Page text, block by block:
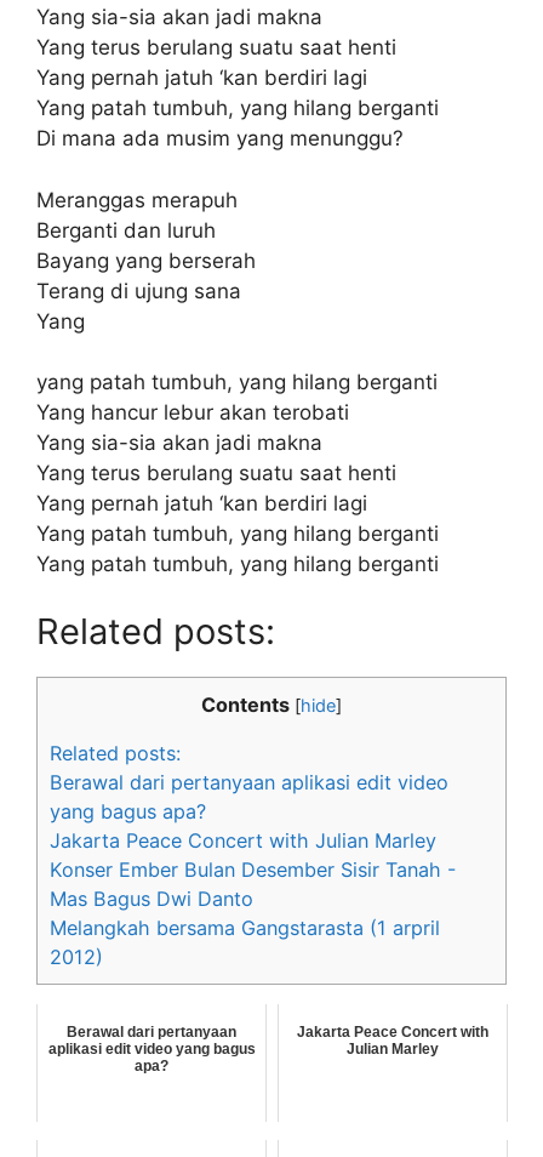
Yang sia-sia akan jadi makna
Yang terus berulang suatu saat henti
Yang pernah jatuh ‘kan berdiri lagi
Yang patah tumbuh, yang hilang berganti
Di mana ada musim yang menunggu?
Meranggas merapuh
Berganti dan luruh
Bayang yang berserah
Terang di ujung sana
Yang
yang patah tumbuh, yang hilang berganti
Yang hancur lebur akan terobati
Yang sia-sia akan jadi makna
Yang terus berulang suatu saat henti
Yang pernah jatuh ‘kan berdiri lagi
Yang patah tumbuh, yang hilang berganti
Yang patah tumbuh, yang hilang berganti
Related posts:
Contents [hide]
Related posts:
Berawal dari pertanyaan aplikasi edit video
yang bagus apa?
Jakarta Peace Concert with Julian Marley
Konser Ember Bulan Desember Sisir Tanah -
Mas Bagus Dwi Danto
Melangkah bersama Gangstarasta (1 arpril
2012)
Berawal dari pertanyaan
aplikasi edit video yang bagus
apa?
Jakarta Peace Concert with
Julian Marley